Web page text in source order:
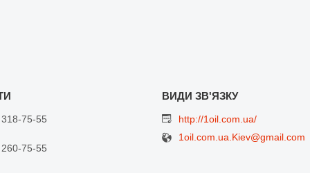
75-55
75-55
http://1oil.com.ua/
1oil.com.ua.Kiev@gmail.com